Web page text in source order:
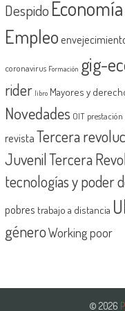
Despido
Empleo
coronavirus Formación gig-
rider libro Mayores y
Novedades OIT prestación
revistaTercera
JuvenilTercera
tecnologías y poder
pobres trabajo a distancia
géneroWorking poor
© 2026